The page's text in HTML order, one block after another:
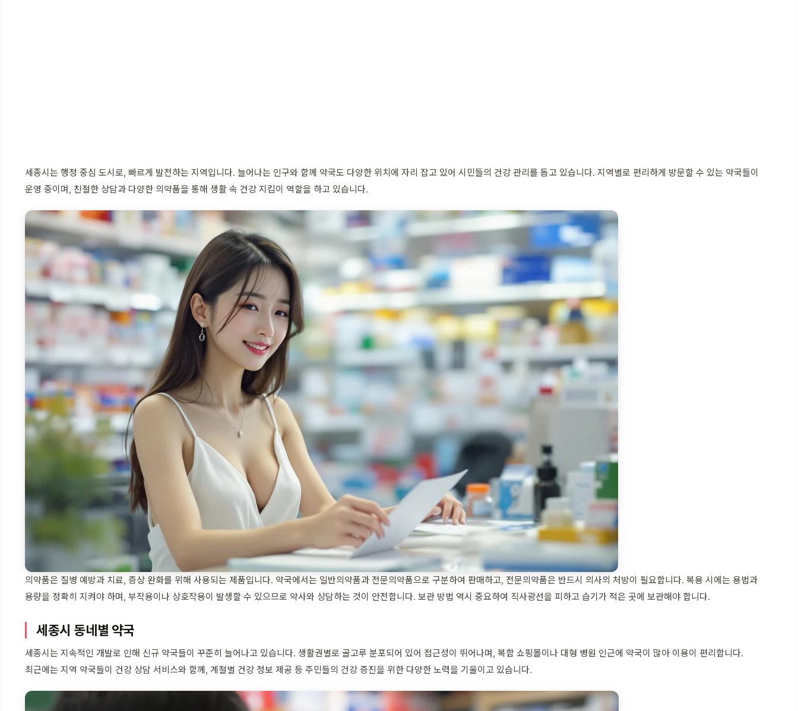
세종시는 행정 중심 도시로, 빠르게 발전하는 지역입니다. 늘어나는 인구와 함께 약국도 다양한 위치에 자리 잡고 있어 시민들의 건강 관리를 돕고 있습니다. 지역별로 편리하게 방문할 수 있는 약국들이
운영 중이며, 친절한 상담과 다양한 의약품을 통해 생활 속 건강 지킴이 역할을 하고 있습니다.
의약품은 질병 예방과 치료, 증상 완화를 위해 사용되는 제품입니다. 약국에서는 일반의약품과 전문의약품으로 구분하여 판매하고, 전문의약품은 반드시 의사의 처방이 필요합니다. 복용 시에는 용법과
용량을 정확히 지켜야 하며, 부작용이나 상호작용이 발생할 수 있으므로 약사와 상담하는 것이 안전합니다. 보관 방법 역시 중요하여 직사광선을 피하고 습기가 적은 곳에 보관해야 합니다.
세종시 동네별 약국
세종시는 지속적인 개발로 인해 신규 약국들이 꾸준히 늘어나고 있습니다. 생활권별로 골고루 분포되어 있어 접근성이 뛰어나며, 복합 쇼핑몰이나 대형 병원 인근에 약국이 많아 이용이 편리합니다.
최근에는 지역 약국들이 건강 상담 서비스와 함께, 계절별 건강 정보 제공 등 주민들의 건강 증진을 위한 다양한 노력을 기울이고 있습니다.